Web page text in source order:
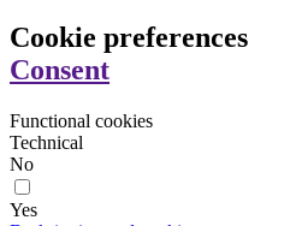
Cookie preferences
Consent
Functional cookies
Technical
No
Yes